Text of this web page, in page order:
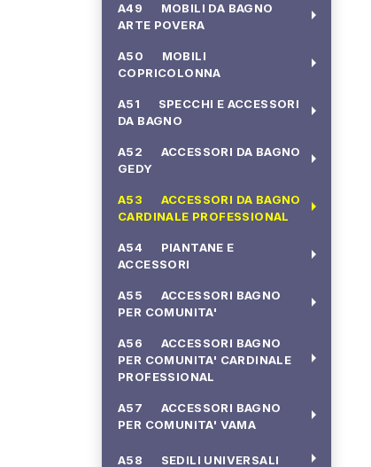
A49 MOBILI DA BAGNO
ARTE POVERA
arrow_right
A50 MOBILI
COPRICOLONNA
arrow_right
A51 SPECCHI E ACCESSORI
DA BAGNO
arrow_right
A52 ACCESSORI DA BAGNO
GEDY
arrow_right
A53 ACCESSORI DA BAGNO
CARDINALE PROFESSIONAL
arrow_right
A54 PIANTANE E
ACCESSORI
arrow_right
A55 ACCESSORI BAGNO
PER COMUNITA'
arrow_right
A56 ACCESSORI BAGNO
PER COMUNITA' CARDINALE
PROFESSIONAL
arrow_right
A57 ACCESSORI BAGNO
PER COMUNITA' VAMA
arrow_right
A58 SEDILI UNIVERSALI arrow_right